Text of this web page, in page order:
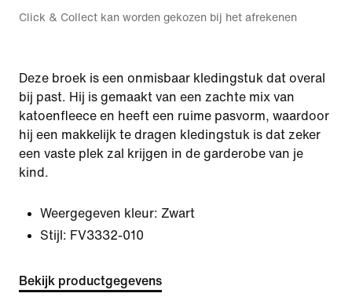
Click & Collect kan worden gekozen bij het afrekenen
Deze broek is een onmisbaar kledingstuk dat overal
bij past. Hij is gemaakt van een zachte mix van
katoenfleece en heeft een ruime pasvorm, waardoor
hij een makkelijk te dragen kledingstuk is dat zeker
een vaste plek zal krijgen in de garderobe van je
kind.
Weergegeven kleur: Zwart
Stijl: FV3332-010
Bekijk productgegevens